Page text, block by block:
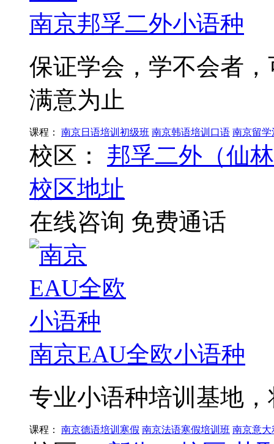
南京邦孚二外小语种
保证学会，学不会者
满意为止
课程： 南京日语培训初级班 南京韩语培训口语 南京留学
校区：
邦孚二外（仙
校区地址
在线咨询 免费通话
南京EAU全欧小语种
专业小语种培训基地
课程： 南京德语培训寒假 南京法语寒假培训班 南京意大